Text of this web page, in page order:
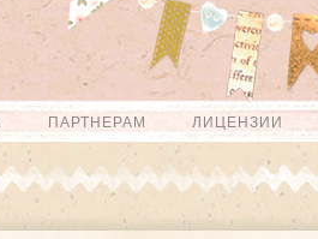
ПАРТНЕРАМ ЛИЦЕНЗИИ